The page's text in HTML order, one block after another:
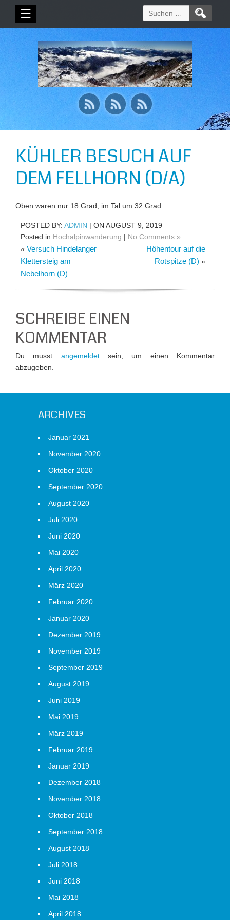
☰
Suchen
nach:
KÜHLER BESUCH AUF
DEM FELLHORN (D/A)
Oben waren nur 18 Grad, im Tal um 32 Grad.
POSTED BY: ADMIN | ON AUGUST 9, 2019
Posted in Hochalpinwanderung | No Comments »
« Versuch Hindelanger
Klettersteig am
Nebelhorn (D)
Höhentour auf die
Rotspitze (D) »
SCHREIBE EINEN
KOMMENTAR
Du musst angemeldetsein, um einen Kommentar
abzugeben.
ARCHIVES
Januar 2021
November 2020
Oktober 2020
September 2020
August 2020
Juli 2020
Juni 2020
Mai 2020
April 2020
März 2020
Februar 2020
Januar 2020
Dezember 2019
November 2019
September 2019
August 2019
Juni 2019
Mai 2019
März 2019
Februar 2019
Januar 2019
Dezember 2018
November 2018
Oktober 2018
September 2018
August 2018
Juli 2018
Juni 2018
Mai 2018
April 2018